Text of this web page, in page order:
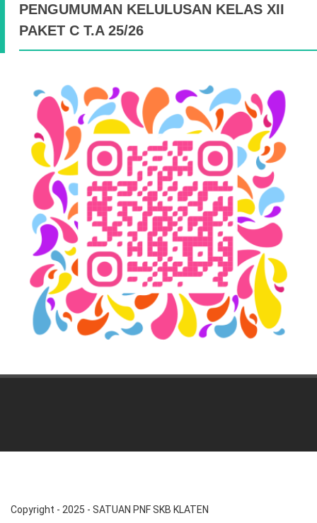
PENGUMUMAN KELULUSAN KELAS XII
PAKET C T.A 25/26
Copyright - 2025 - SATUAN PNF SKB KLATEN